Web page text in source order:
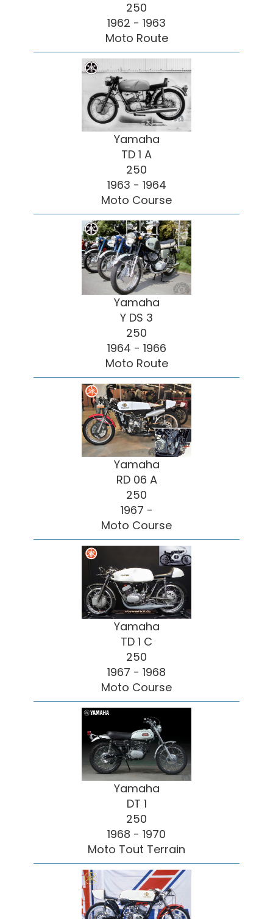
250
1962 - 1963
Moto Route
Yamaha
TD 1 A
250
1963 - 1964
Moto Course
Yamaha
Y DS 3
250
1964 - 1966
Moto Route
Yamaha
RD 06 A
250
1967 -
Moto Course
Yamaha
TD 1 C
250
1967 - 1968
Moto Course
Yamaha
DT 1
250
1968 - 1970
Moto Tout Terrain